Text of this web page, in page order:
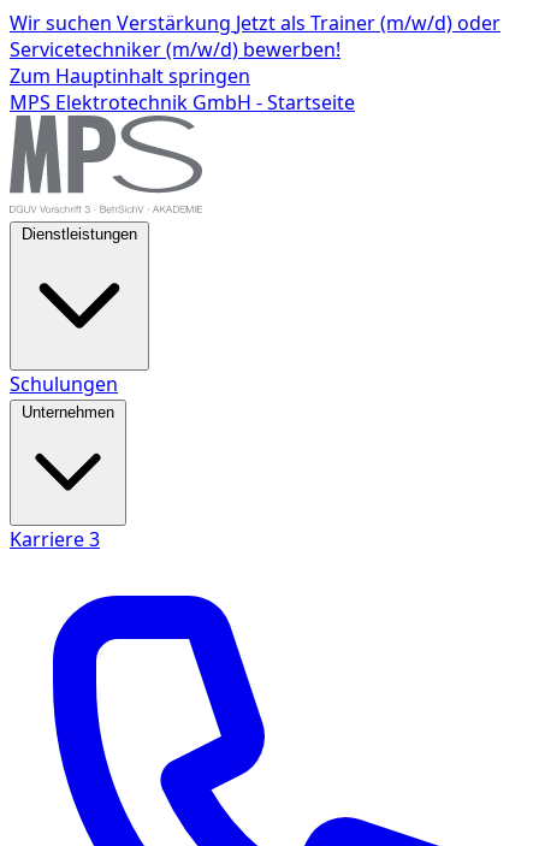
Wir suchen Verstärkung Jetzt als Trainer (m/w/d) oder
Servicetechniker (m/w/d) bewerben!
Zum Hauptinhalt springen
MPS Elektrotechnik GmbH - Startseite
Dienstleistungen
Schulungen
Unternehmen
Karriere3